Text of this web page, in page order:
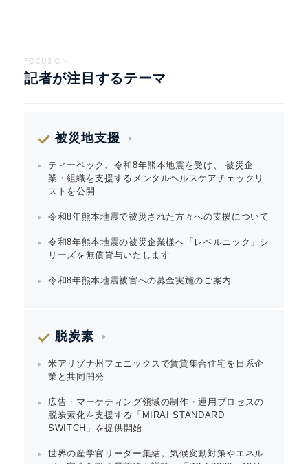
FOCUS ON
記者が注目するテーマ
被災地支援
ティーペック、令和8年熊本地震を受け、 被災企
業・組織を支援するメンタルヘルスケアチェックリ
ストを公開
令和8年熊本地震で被災された方々への支援について
令和8年熊本地震の被災企業様へ「レベルニック」シ
リーズを無償貸与いたします
令和8年熊本地震被害への募金実施のご案内
脱炭素
米アリゾナ州フェニックスで賃貸集合住宅を日系企
業と共同開発
広告・マーケティング領域の制作・運用プロセスの
脱炭素化を支援する「MIRAI STANDARD
SWITCH」を提供開始
世界の産学官リーダー集結。気候変動対策やエネル